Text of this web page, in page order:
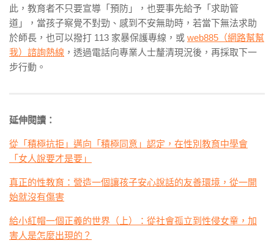
此，教育者不只要宣導「預防」，也要事先給予「求助管
道」，當孩子察覺不對勁、感到不安無助時，若當下無法求助
於師長，也可以撥打 113 家暴保護專線，或 web885（網路幫幫
我）諮詢熱線 ，透過電話向專業人士釐清現況後，再採取下一
步行動。
延伸閱讀：
從「積極抗拒」邁向「積極同意」認定，在性別教育中學會
「女人說要才是要」
真正的性教育：營造一個讓孩子安心說話的友善環境，從一開
始就沒有傷害
給小紅帽一個正義的世界（上）：從社會孤立到性侵女童，加
害人是怎麼出現的？